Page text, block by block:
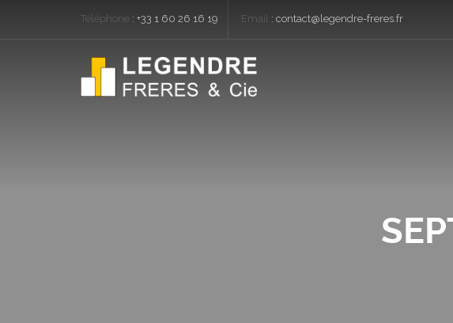
Téléphone : +33 1 60 26 16 19 Email : contact@legendre-freres.fr